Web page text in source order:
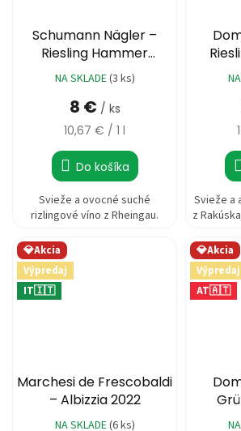
Schumann Nägler –
Riesling Hammer
Trocken 2022
NA SKLADE(3 ks)
8 € / ks
Jednotková
10,67 € / 1 l
Do košíka
Svieže a ovocné suché
rizlingové víno z Rheingau.
Svieže a
z
💎Akcia
Výpredaj
IT🇮🇹
Marchesi de Frescobaldi
– Albizzia 2022
NA SKLADE(6 ks)
💎Akcia
Výpredaj
AT🇦🇹